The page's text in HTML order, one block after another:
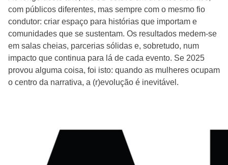
com públicos diferentes, mas sempre com o mesmo fio
condutor: criar espaço para histórias que importam e
comunidades que se sustentam. Os resultados medem-se
em salas cheias, parcerias sólidas e, sobretudo, num
impacto que continua para lá de cada evento. Se 2025
provou alguma coisa, foi isto: quando as mulheres ocupam
o centro da narrativa, a (r)evolução é inevitável.